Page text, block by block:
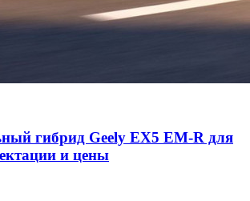
гибрид Geely EX5 EM-R для
и цены